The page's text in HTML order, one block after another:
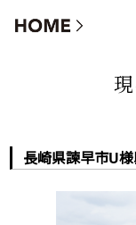
長崎県諫早市U様邸
長崎県諫早市U